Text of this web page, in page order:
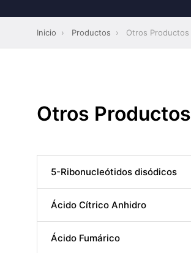
Inicio › Productos › Otros Productos
Otros
5-Ribonucleótidos disódicos
Ácido Cítrico Anhidro
Ácido Fumárico